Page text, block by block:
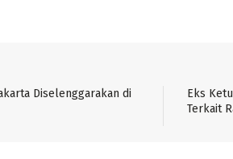
Diselenggarakan di
Eks
Terkait